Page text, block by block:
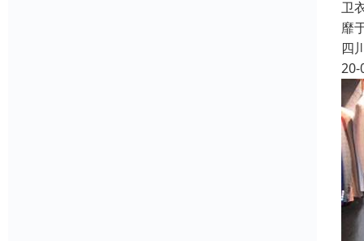
卫
靡
四
20-